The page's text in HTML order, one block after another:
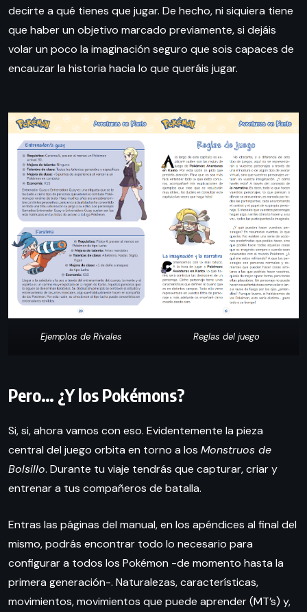
decirte a qué tienes que jugar. De hecho, ni siquiera tiene
que haber un objetivo marcado previamente, si dejáis
volar un poco la imaginación seguro que sois capaces de
encauzar la historia hacia lo que queráis jugar.
Ejemplos de Rivales Reglas del juego
Pero… ¿Y los Pokémons?
Si, si, ahora vamos con eso. Evidentemente la pieza
central del juego orbita en torno a los Monstruos de
Bolsillo. Durante tu viaje tendrás que capturar, criar y
entrenar a tus compañeros de batalla.
Entras las páginas del manual, en los apéndices al final del
mismo, podrás encontrar todo lo necesario para
configurar a todos los Pokémon -de momento hasta la
primera generación-. Naturalezas, características,
movimientos, movimientos que puede aprender (MT’s) y,